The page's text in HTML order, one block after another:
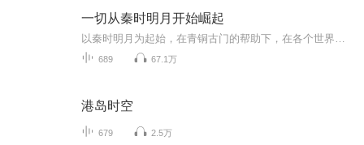
一切从秦时明月开始崛起
689 67.1万
港岛时空
679 2.5万